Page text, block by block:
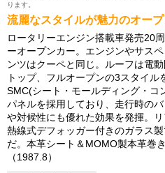
ります。
流麗なスタイルが魅力のオー
ロータリーエンジン搭載車発売20
ーオープンカー。エンジンやサス
ンツはクーペと同じ。ルーフは電
トップ、フルオープンの3スタイ
SMC(シート・モールディング・コ
パネルを採用しており、走行時の
や対候性にも優れた効果を発揮。
熱線式デフォッガー付きのガラス
だ。本革シート＆MOMO製本革巻
（1987.8）